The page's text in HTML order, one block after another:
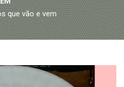
que vão e vem